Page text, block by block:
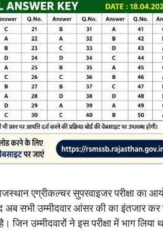
एग्रीकल्चर सुपरवाइजर परीक्षा का
अब सभी उम्मीदवार आंसर की का इंतजार कर
उम्मीदवारों ने इस परीक्षा में भाग लिया